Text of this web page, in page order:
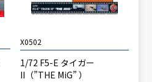
X0502
1/72 F5-E タイガー
II（”THE MiG” ）